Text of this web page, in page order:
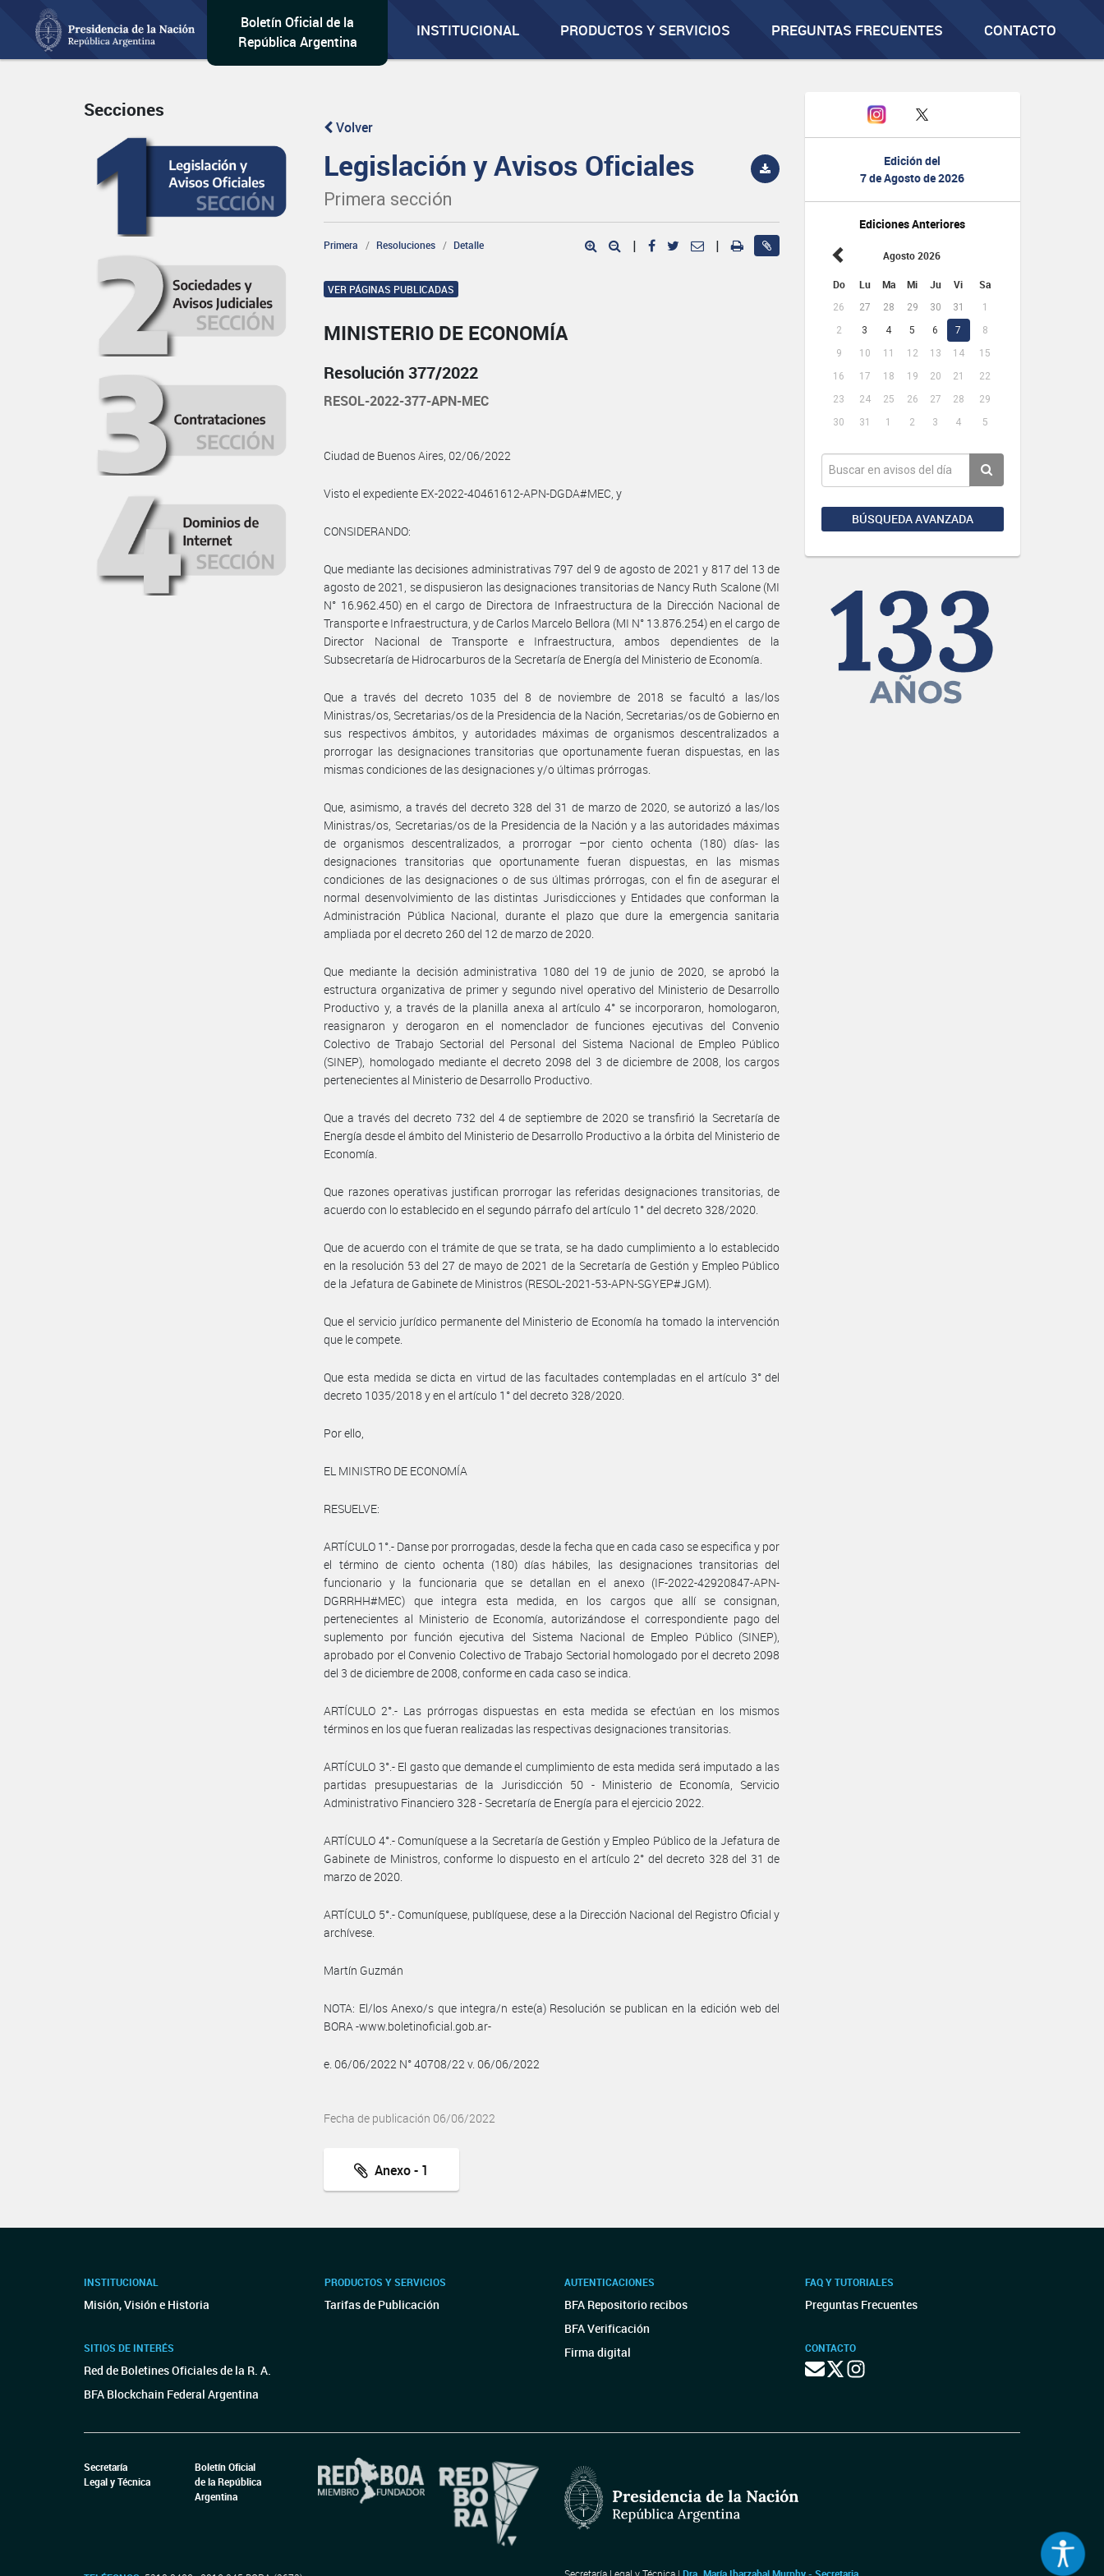
Boletín Oficial de la
República Argentina
INSTITUCIONAL PRODUCTOS Y SERVICIOS PREGUNTAS FRECUENTES CONTACTO
Edición del
7 de Agosto de 2026
Ediciones Anteriores
Agosto 2026
Do Lu Ma Mi Ju Vi Sa
26 27 28 29 30 31
1
2
3 4 5 6 7
8
9
10 11 12 13 14
15
16
17 18 19 20 21
22
23
24 25 26 27 28
29
30
31 1 2 3 4 5
BÚSQUEDA AVANZADA
Secciones
Volver
Legislación y Avisos Oficiales
Primera sección
Primera Resoluciones Detalle | |
VER PÁGINAS PUBLICADAS
MINISTERIO DE ECONOMÍA
Resolución 377/2022
RESOL-2022-377-APN-MEC
Ciudad de Buenos Aires, 02/06/2022
Visto el expediente EX-2022-40461612-APN-DGDA#MEC, y
CONSIDERANDO:
Que mediante las decisiones administrativas 797 del 9 de agosto de 2021 y 817 del 13 de
agosto de 2021, se dispusieron las designaciones transitorias de Nancy Ruth Scalone (MI
N° 16.962.450) en el cargo de Directora de Infraestructura de la Dirección Nacional de
Transporte e Infraestructura, y de Carlos Marcelo Bellora (MI N° 13.876.254) en el cargo de
Director Nacional de Transporte e Infraestructura, ambos dependientes de la
Subsecretaría de Hidrocarburos de la Secretaría de Energía del Ministerio de Economía.
Que a través del decreto 1035 del 8 de noviembre de 2018 se facultó a las/los
Ministras/os, Secretarias/os de la Presidencia de la Nación, Secretarias/os de Gobierno en
sus respectivos ámbitos, y autoridades máximas de organismos descentralizados a
prorrogar las designaciones transitorias que oportunamente fueran dispuestas, en las
mismas condiciones de las designaciones y/o últimas prórrogas.
Que, asimismo, a través del decreto 328 del 31 de marzo de 2020, se autorizó a las/los
Ministras/os, Secretarias/os de la Presidencia de la Nación y a las autoridades máximas
de organismos descentralizados, a prorrogar –por ciento ochenta (180) días- las
designaciones transitorias que oportunamente fueran dispuestas, en las mismas
condiciones de las designaciones o de sus últimas prórrogas, con el fin de asegurar el
normal desenvolvimiento de las distintas Jurisdicciones y Entidades que conforman la
Administración Pública Nacional, durante el plazo que dure la emergencia sanitaria
ampliada por el decreto 260 del 12 de marzo de 2020.
Que mediante la decisión administrativa 1080 del 19 de junio de 2020, se aprobó la
estructura organizativa de primer y segundo nivel operativo del Ministerio de Desarrollo
Productivo y, a través de la planilla anexa al artículo 4° se incorporaron, homologaron,
reasignaron y derogaron en el nomenclador de funciones ejecutivas del Convenio
Colectivo de Trabajo Sectorial del Personal del Sistema Nacional de Empleo Público
(SINEP), homologado mediante el decreto 2098 del 3 de diciembre de 2008, los cargos
pertenecientes al Ministerio de Desarrollo Productivo.
Que a través del decreto 732 del 4 de septiembre de 2020 se transfirió la Secretaría de
Energía desde el ámbito del Ministerio de Desarrollo Productivo a la órbita del Ministerio de
Economía.
Que razones operativas justifican prorrogar las referidas designaciones transitorias, de
acuerdo con lo establecido en el segundo párrafo del artículo 1° del decreto 328/2020.
Que de acuerdo con el trámite de que se trata, se ha dado cumplimiento a lo establecido
en la resolución 53 del 27 de mayo de 2021 de la Secretaría de Gestión y Empleo Público
de la Jefatura de Gabinete de Ministros (RESOL-2021-53-APN-SGYEP#JGM).
Que el servicio jurídico permanente del Ministerio de Economía ha tomado la intervención
que le compete.
Que esta medida se dicta en virtud de las facultades contempladas en el artículo 3° del
decreto 1035/2018 y en el artículo 1° del decreto 328/2020.
Por ello,
EL MINISTRO DE ECONOMÍA
RESUELVE:
ARTÍCULO 1°.- Danse por prorrogadas, desde la fecha que en cada caso se especifica y por
el término de ciento ochenta (180) días hábiles, las designaciones transitorias del
funcionario y la funcionaria que se detallan en el anexo (IF-2022-42920847-APN-
DGRRHH#MEC) que integra esta medida, en los cargos que allí se consignan,
pertenecientes al Ministerio de Economía, autorizándose el correspondiente pago del
suplemento por función ejecutiva del Sistema Nacional de Empleo Público (SINEP),
aprobado por el Convenio Colectivo de Trabajo Sectorial homologado por el decreto 2098
del 3 de diciembre de 2008, conforme en cada caso se indica.
ARTÍCULO 2°.- Las prórrogas dispuestas en esta medida se efectúan en los mismos
términos en los que fueran realizadas las respectivas designaciones transitorias.
ARTÍCULO 3°.- El gasto que demande el cumplimiento de esta medida será imputado a las
partidas presupuestarias de la Jurisdicción 50 - Ministerio de Economía, Servicio
Administrativo Financiero 328 - Secretaría de Energía para el ejercicio 2022.
ARTÍCULO 4°.- Comuníquese a la Secretaría de Gestión y Empleo Público de la Jefatura de
Gabinete de Ministros, conforme lo dispuesto en el artículo 2° del decreto 328 del 31 de
marzo de 2020.
ARTÍCULO 5°.- Comuníquese, publíquese, dese a la Dirección Nacional del Registro Oficial y
archívese.
Martín Guzmán
NOTA: El/los Anexo/s que integra/n este(a) Resolución se publican en la edición web del
BORA -www.boletinoficial.gob.ar-
e. 06/06/2022 N° 40708/22 v. 06/06/2022
Fecha de publicación 06/06/2022
Anexo - 1
INSTITUCIONAL
Misión, Visión e Historia
SITIOS DE INTERÉS
Red de Boletines Oficiales de la R. A.
BFA Blockchain Federal Argentina
PRODUCTOS Y SERVICIOS
Tarifas de Publicación
AUTENTICACIONES
BFA Repositorio recibos
BFA Verificación
Firma digital
FAQ Y TUTORIALES
Preguntas Frecuentes
CONTACTO
Secretaría
Legal y Técnica
Boletín Oficial
de la República
Argentina